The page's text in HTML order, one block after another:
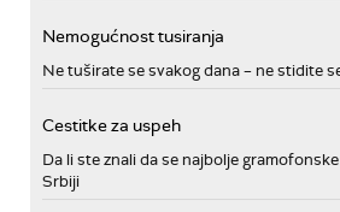
Nemogućnost tusiranja
Ne tuširate se svakog dana – ne stidite
Cestitke za uspeh
Da li ste znali da se najbolje
Srbiji